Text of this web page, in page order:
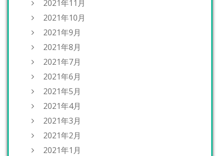
2021年11月
2021年10月
2021年9月
2021年8月
2021年7月
2021年6月
2021年5月
2021年4月
2021年3月
2021年2月
2021年1月